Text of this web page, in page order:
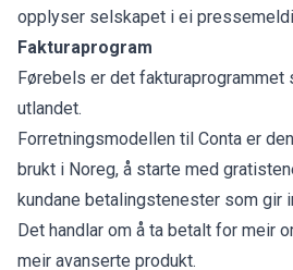
opplyser selskapet i ei
Fakturaprogram
Førebels er det fakturaprogrammet
utlandet.
Forretningsmodellen til Conta er
brukt i Noreg, å starte med
kundane betalingstenester som gir
Det handlar om å ta betalt for meir
meir avanserte produkt.